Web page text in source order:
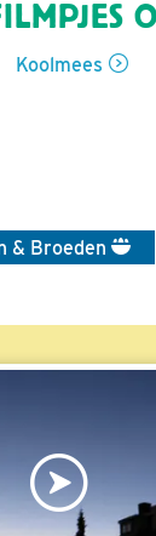
Koolmees
& Broeden